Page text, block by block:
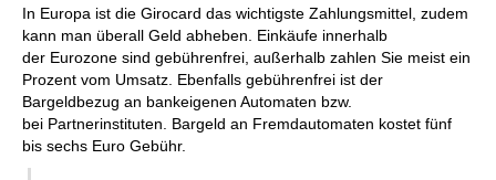
In Europa ist die Girocard das wichtigste Zahlungsmittel, zudem
kann man überall Geld abheben. Einkäufe innerhalb
der Eurozone sind gebührenfrei, außerhalb zahlen Sie meist ein
Prozent vom Umsatz. Ebenfalls gebührenfrei ist der
Bargeldbezug an bankeigenen Automaten bzw.
bei Partnerinstituten. Bargeld an Fremdautomaten kostet fünf
bis sechs Euro Gebühr.